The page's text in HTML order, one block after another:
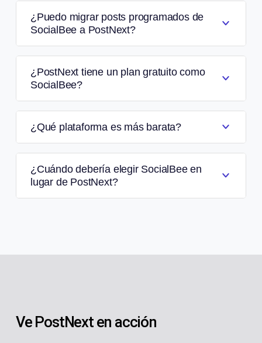
¿Puedo migrar posts programados de
SocialBee a PostNext?
¿PostNext tiene un plan gratuito como
SocialBee?
¿Qué plataforma es más barata?
¿Cuándo debería elegir SocialBee en
lugar de PostNext?
Ve PostNext en acción